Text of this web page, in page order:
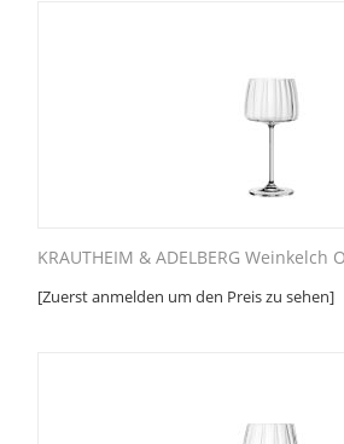
KRAUTHEIM & ADELBERG Weinkelch
[Zuerst anmelden um den Preis zu sehen]